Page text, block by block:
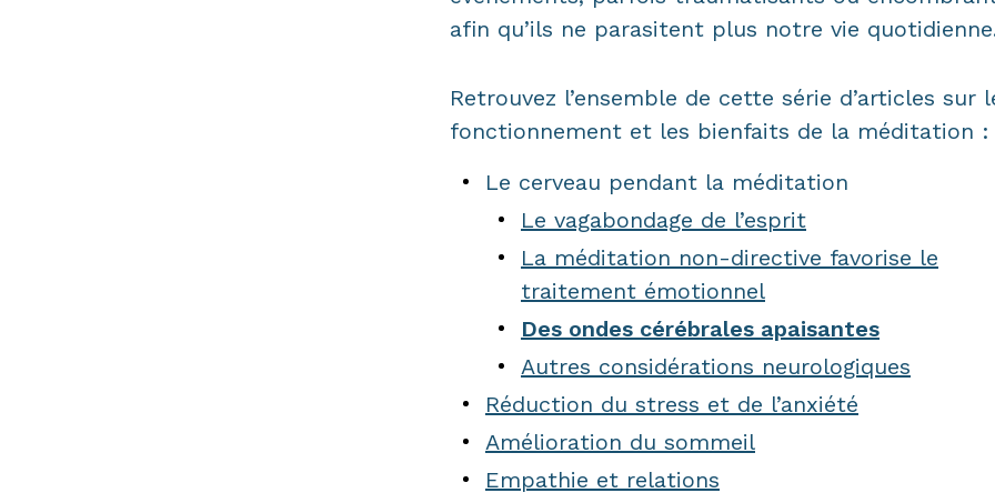
afin qu’ils ne parasitent plus notre vie
Retrouvez l’ensemble de cette série d’articles sur
fonctionnement et les bienfaits de la méditation :
Le cerveau pendant la méditation
Le vagabondage de l’esprit
La méditation non-directive favorise le
traitement émotionnel
Des ondes cérébrales apaisantes
Autres considérations neurologiques
Réduction du stress et de l’anxiété
Amélioration du sommeil
Empathie et relations